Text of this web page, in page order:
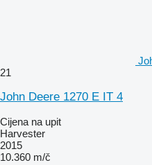
21
John Deere 1270 E IT 4
Cijena na upit
Harvester
2015
10.360 m/č